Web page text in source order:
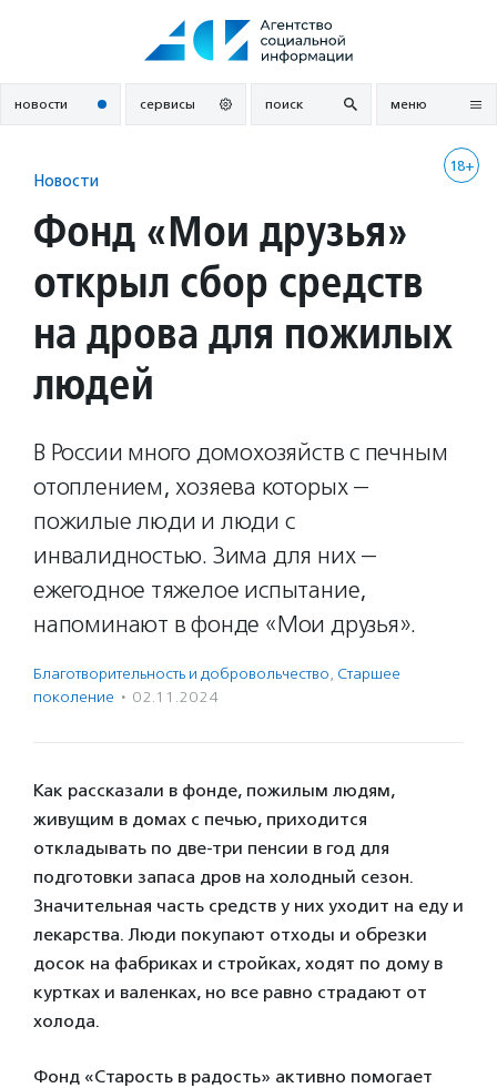
новости сервисы поиск меню
18+
Новости
Фонд «Мои друзья»
открыл сбор средств
на дрова для пожилых
людей
В России много домохозяйств с печным
отоплением, хозяева которых —
пожилые люди и люди с
инвалидностью. Зима для них —
ежегодное тяжелое испытание,
напоминают в фонде «Мои друзья».
Благотвори­тель­ность и доброволь­чест­во, Старшее
поколение · 02.11.2024
Как рассказали в фонде, пожилым людям,
живущим в домах с печью, приходится
откладывать по две-три пенсии в год для
подготовки запаса дров на холодный сезон.
Значительная часть средств у них уходит на еду и
лекарства. Люди покупают отходы и обрезки
досок на фабриках и стройках, ходят по дому в
куртках и валенках, но все равно страдают от
холода.
Фонд «Старость в радость» активно помогает